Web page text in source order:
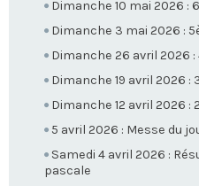
Dimanche 10 mai 2026 :
Dimanche 3 mai 2026 :
Dimanche 26 avril 2026 :
Dimanche 19 avril 2026 :
Dimanche 12 avril 2026 :
5 avril 2026 : Messe du
Samedi 4 avril 2026 :
pascale